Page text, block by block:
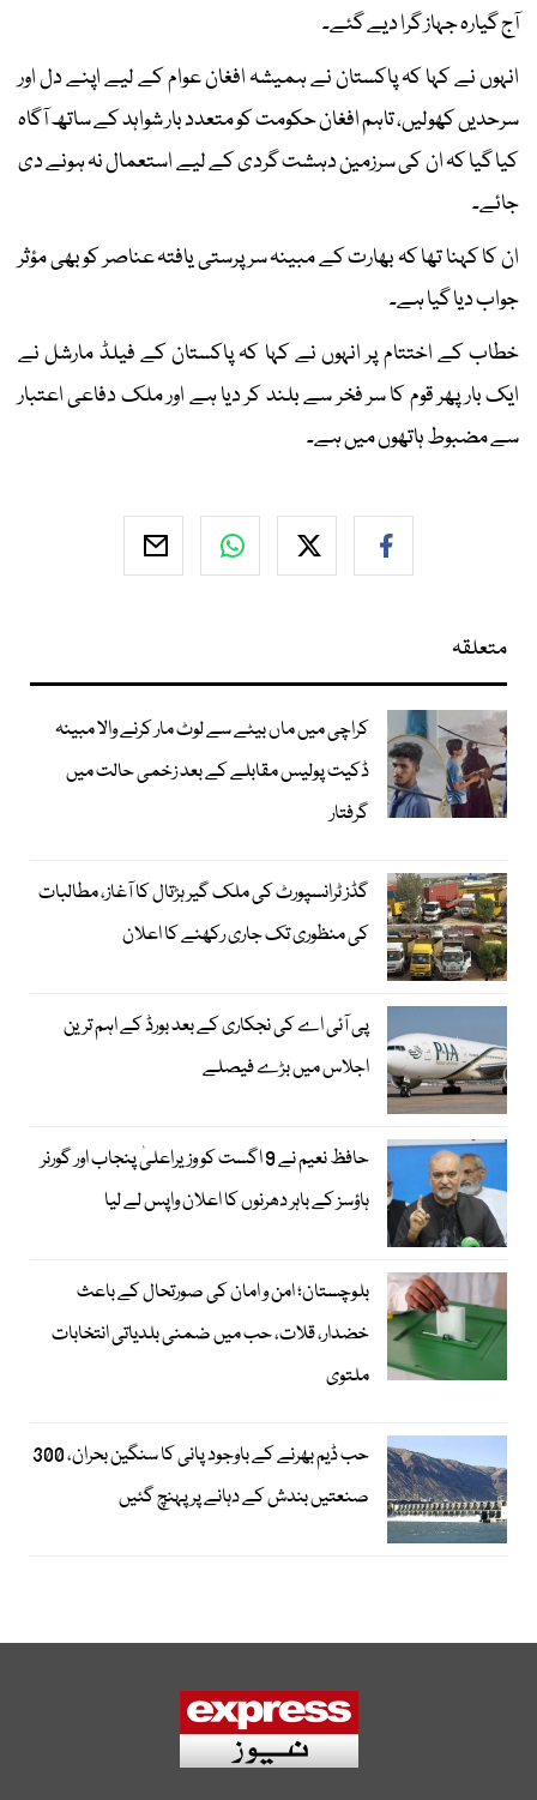
آج گیارہ جہاز گرا دیے گئے۔
انہوں نے کہا کہ پاکستان نے ہمیشہ افغان عوام کے لیے اپنے دل اور
سرحدیں کھولیں، تاہم افغان حکومت کو متعدد بار شواہد کے ساتھ آگاہ
کیا گیا کہ ان کی سرزمین دہشت گردی کے لیے استعمال نہ ہونے دی
جائے۔
ان کا کہنا تھا کہ بھارت کے مبینہ سرپرستی یافتہ عناصر کو بھی مؤثر
جواب دیا گیا ہے۔
خطاب کے اختتام پر انہوں نے کہا کہ پاکستان کے فیلڈ مارشل نے
ایک بار پھر قوم کا سر فخر سے بلند کر دیا ہے اور ملک دفاعی اعتبار
سے مضبوط ہاتھوں میں ہے۔
متعلقہ
کراچی میں ماں بیٹے سے لوٹ مار کرنے والا مبینہ
ڈکیت پولیس مقابلے کے بعد زخمی حالت میں
گرفتار
گڈز ٹرانسپورٹ کی ملک گیر ہڑتال کا آغاز، مطالبات
کی منظوری تک جاری رکھنے کا اعلان
پی آئی اے کی نجکاری کے بعد بورڈ کے اہم ترین
اجلاس میں بڑے فیصلے
حافظ نعیم نے 9 اگست کو وزیراعلیٰ پنجاب اور گورنر
ہاؤسز کے باہر دھرنوں کا اعلان واپس لے لیا
بلوچستان؛ امن و امان کی صورتحال کے باعث
خضدار، قلات، حب میں ضمنی بلدیاتی انتخابات
ملتوی
حب ڈیم بھرنے کے باوجود پانی کا سنگین بحران، 300
صنعتیں بندش کے دہانے پر پہنچ گئیں